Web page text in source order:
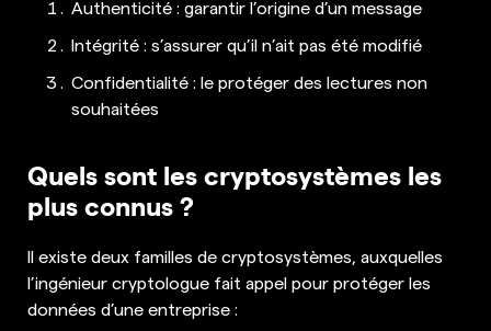
Authenticité : garantir l’origine d’un message
Intégrité : s’assurer qu’il n’ait pas été modifié
Confidentialité : le protéger des lectures non
souhaitées
Quels sont les cryptosystèmes les
plus connus ?
Il existe deux familles de cryptosystèmes, auxquelles
l’ingénieur cryptologue fait appel pour protéger les
données d’une entreprise :